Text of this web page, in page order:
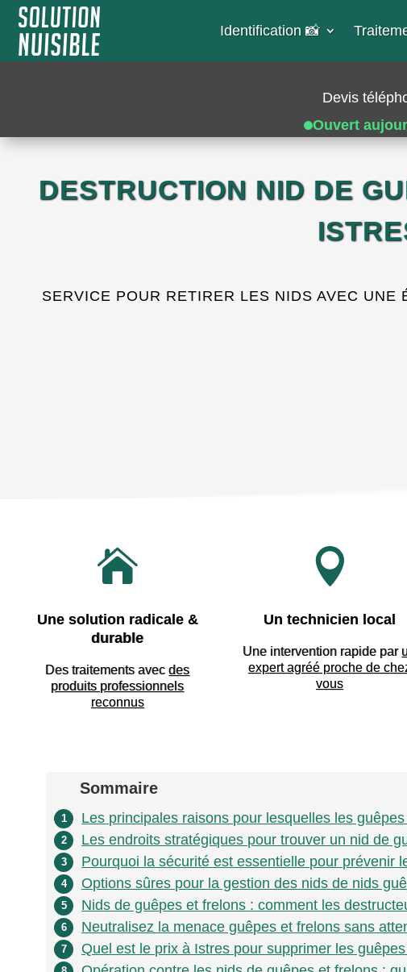
Identification 📸​
Devis
Ouvert
DESTRUCTION NID DE
SERVICE POUR RETIRER LES NIDS AVEC

Une solution radicale &
durable
Des traitements avecdes
produits professionnels
reconnus

Un technicien local
Une intervention rapide par
expert agréé proche de
vous
Sommaire
1 Les principales raisons pour lesquelles les
2 Les endroits stratégiques pour trouver un nid de
3 Pourquoi la sécurité est essentielle pour prévenir
4 Options sûres pour la gestion des nids de nids
5 Nids de guêpes et frelons : comment les
6 Neutralisez la menace guêpes et frelons sans
7 Quel est le prix à Istres pour supprimer les